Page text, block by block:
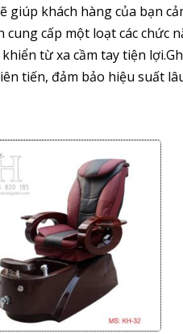
giúp khách hàng của bạn
cấp một loạt các chức
từ xa cầm tay tiện
tiến, đảm bảo hiệu suất
giá!